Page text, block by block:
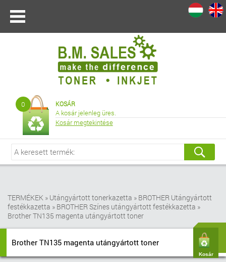
Kosár
0 KOSÁR
A kosár jelenleg üres.
Kosár megtekintése
TERMÉKEK » Utángyártott tonerkazetta » BROTHER Utángyártott
festékkazetta » BROTHER Színes utángyártott festékkazetta »
Brother TN135 magenta utángyártott toner
Brother TN135 magenta utángyártott toner